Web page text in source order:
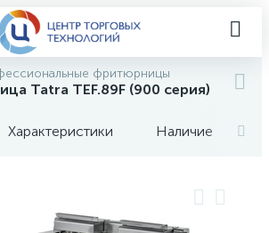
фритюрницы
Tatra TEF.89F (900 серия)
Характеристики Наличие